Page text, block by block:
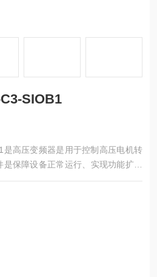
SIOB1
是高压变频器是用于控制高压电机转
保障设备正常运行、实现功能扩展
这些配件种类繁多，涵盖了功率变